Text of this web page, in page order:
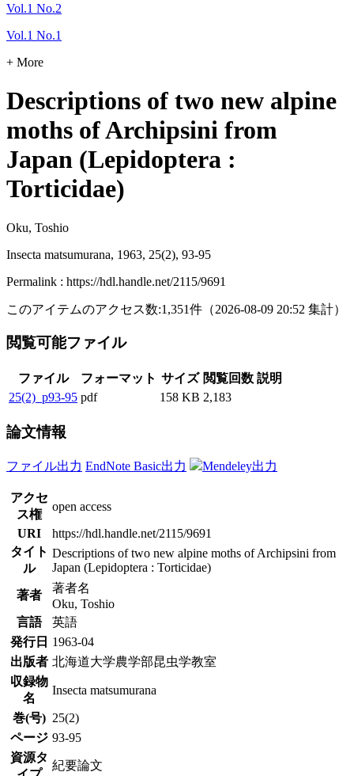
Vol.1 No.2
Vol.1 No.1
+ More
Descriptions of two new alpine
moths of Archipsini from
Japan (Lepidoptera :
Torticidae)
Oku, Toshio
Insecta matsumurana, 1963, 25(2), 93-95
Permalink : https://hdl.handle.net/2115/9691
このアイテムのアクセス数:1,351件 （2026-08-09 20:52 集計）
閲覧可能ファイル
ファイル フォーマット サイズ 閲覧回数 説明
25(2)_p93-95 pdf 158 KB 2,183
論文情報
ファイル出力 EndNote Basic出力 Mendeley出力
アクセ
ス権
open access
URI
https://hdl.handle.net/2115/9691
タイト
ル
Descriptions of two new alpine moths of Archipsini from
Japan (Lepidoptera : Torticidae)
著者
著者名
Oku, Toshio
言語
英語
発行日 1963-04
出版者 北海道大学農学部昆虫学教室
収録物
名
Insecta matsumurana
巻(号) 25(2)
ページ 93-95
資源タ
紀要論文